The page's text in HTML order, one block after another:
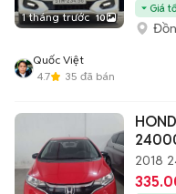
1 tháng trước 10
Giá
Quốc Việt
4.7
35 đã bán
2018